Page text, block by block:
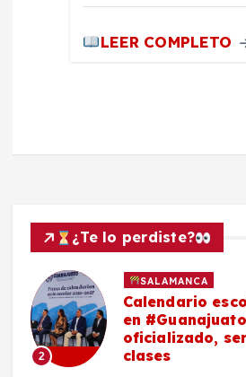
LEER COMPLETO
¿Te lo perdiste?
2
SALAMANCA
Calendario
en
oficializado,
clases